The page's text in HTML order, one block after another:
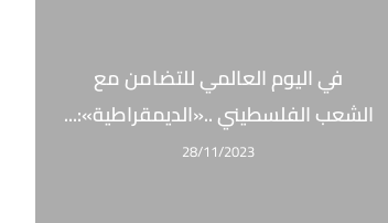
في اليوم العالمي للتضامن مع
الشعب الفلسطيني ..«الديمقراطية»:...
28/11/2023